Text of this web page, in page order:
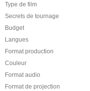
Type de film
Secrets de tournage
Budget
Langues
Format production
Couleur
Format audio
Format de projection